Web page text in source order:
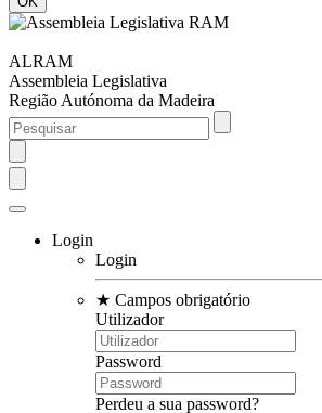
ALRAM
Assembleia Legislativa
Região Autónoma da Madeira
Login
Login
★ Campos obrigatório
Utilizador
Password
Perdeu a sua password?